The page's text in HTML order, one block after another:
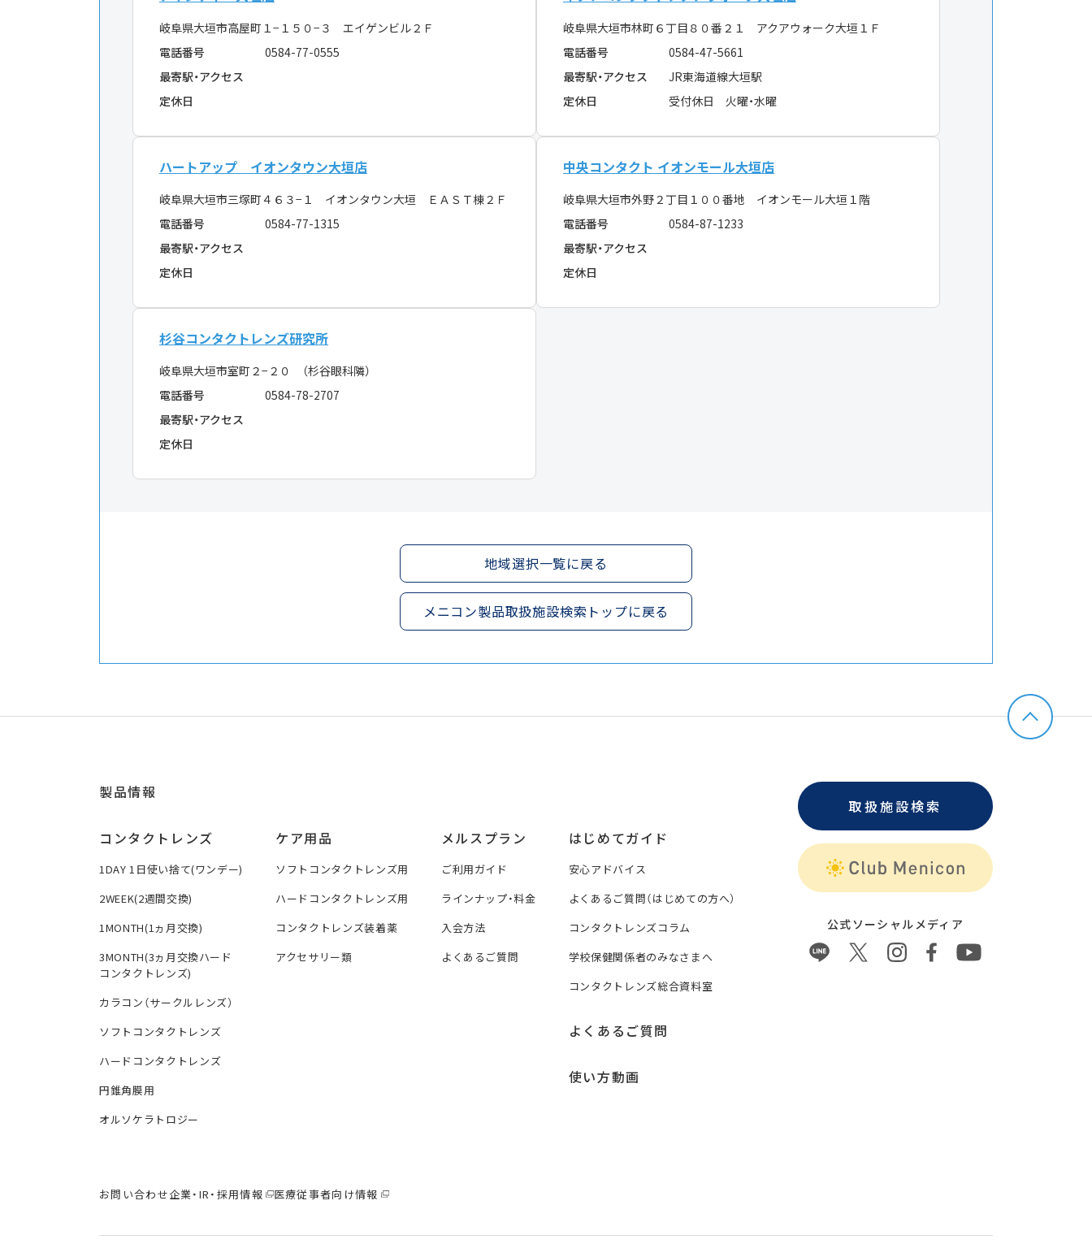
岐阜県大垣市高屋町１−１５０−３ エイゲンビル２Ｆ
電話番号
0584-77-0555
最寄駅・アクセス
定休日
岐阜県大垣市林町６丁目８０番２１ アクアウォーク大垣１Ｆ
電話番号
0584-47-5661
最寄駅・アクセス
JR東海道線大垣駅
定休日
受付休日 火曜・水曜
ハートアップ イオンタウン大垣店
岐阜県大垣市三塚町４６３−１ イオンタウン大垣 ＥＡＳＴ棟２Ｆ
電話番号
0584-77-1315
最寄駅・アクセス
定休日
中央コンタクト イオンモール大垣店
岐阜県大垣市外野２丁目１００番地 イオンモール大垣１階
電話番号
0584-87-1233
最寄駅・アクセス
定休日
杉谷コンタクトレンズ研究所
岐阜県大垣市室町２−２０ （杉谷眼科隣）
電話番号
0584-78-2707
最寄駅・アクセス
定休日
地域選択一覧に戻る
メニコン製品取扱施設検索トップに戻る
製品情報
コンタクトレンズ
1DAY 1日使い捨て(ワンデー)
2WEEK(2週間交換)
1MONTH(1ヵ月交換)
3MONTH(3ヵ月交換ハード
コンタクトレンズ)
カラコン（サークルレンズ）
ソフトコンタクトレンズ
ハードコンタクトレンズ
円錐角膜用
オルソケラトロジー
ケア用品
ソフトコンタクトレンズ用
ハードコンタクトレンズ用
コンタクトレンズ装着薬
アクセサリー類
メルスプラン
ご利用ガイド
ラインナップ・料金
入会方法
よくあるご質問
はじめてガイド
安心アドバイス
よくあるご質問（はじめての方へ）
コンタクトレンズコラム
学校保健関係者のみなさまへ
コンタクトレンズ総合資料室
よくあるご質問
使い方動画
取扱施設検索
公式ソーシャルメディア
お問い合わせ企業・IR・採用情報 医療従事者向け情報